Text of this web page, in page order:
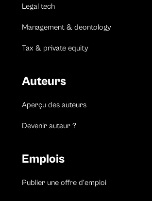
Legal tech
Management & deontology
Tax & private equity
Auteurs
Aperçu des auteurs
Devenir auteur ?
Emplois
Publier une offre d’emploi